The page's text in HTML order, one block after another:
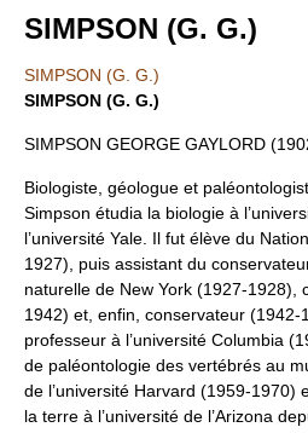
SIMPSON (G. G.)
SIMPSON (G. G.)
SIMPSON (G. G.)
SIMPSON GEORGE GAYLORD
Biologiste, géologue et
Simpson étudia la biologie à
l’université Yale. Il fut élève du
1927), puis assistant du
naturelle de New York (1927-1928),
1942) et, enfin, conservateur (1942-
professeur à l’université Columbia
de paléontologie des vertébrés au
de l’université Harvard (1959-1970)
la terre à l’université de l’Arizona